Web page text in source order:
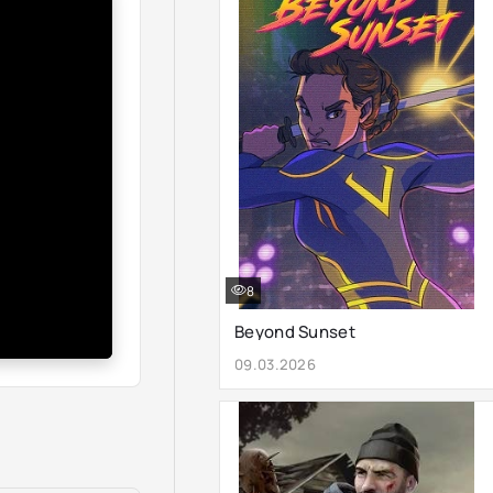
Beyond Sunset
09.03.2026
8